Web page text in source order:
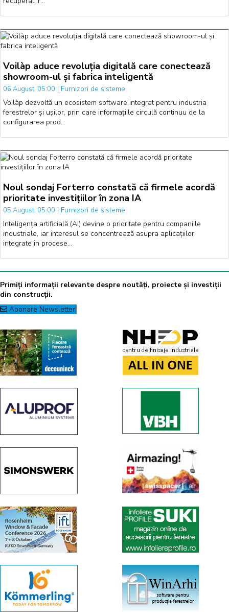
Voilàp aduce revoluția digitală care conectează
showroom-ul și fabrica inteligentă
06 August, 05:00 | Furnizori de sisteme
Voilàp dezvoltă un ecosistem software integrat pentru industria
ferestrelor și ușilor, prin care informațiile circulă continuu de la
configurarea prod…
Noul sondaj Forterro constată că firmele acordă
prioritate investițiilor în zona IA
05 August, 05:00 | Furnizori de sisteme
Inteligența artificială (AI) devine o prioritate pentru companiile
industriale, iar interesul se concentrează asupra aplicațiilor
integrate în procese…
Primiți informații relevante despre noutăți, proiecte și investiții
din construcții.
Abonare Newsletter!